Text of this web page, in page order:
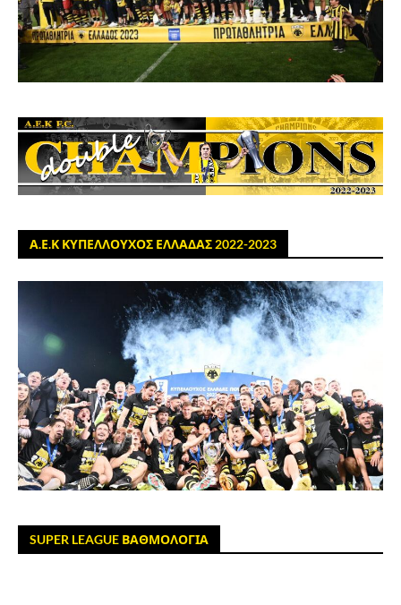
Α.Ε.Κ ΚΥΠΕΛΛΟΥΧΟΣ ΕΛΛΑΔΑΣ 2022-2023
SUPER LEAGUE ΒΑΘΜΟΛΟΓΙΑ